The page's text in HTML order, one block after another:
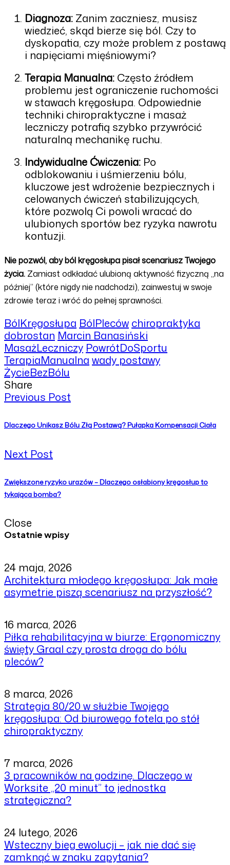
Diagnoza: Zanim zaczniesz, musisz
wiedzieć, skąd bierze się ból. Czy to
dyskopatia, czy może problem z postawą
i napięciami mięśniowymi?
Terapia Manualna: Często źródłem
problemu jest ograniczenie ruchomości
w stawach kręgosłupa. Odpowiednie
techniki chiropraktyczne i masaż
leczniczy potrafią szybko przywrócić
naturalną mechanikę ruchu.
Indywidualne Ćwiczenia: Po
odblokowaniu i uśmierzeniu bólu,
kluczowe jest wdrożenie bezpiecznych i
celowanych ćwiczeń stabilizujących,
które pozwolą Ci powoli wracać do
ulubionych sportów bez ryzyka nawrotu
kontuzji.
Nie pozwól, aby ból kręgosłupa pisał scenariusz Twojego
życia. Zamiast odkładać ulubioną aktywność fizyczną „na
później” (które nigdy nie nadchodzi), zainwestuj w swoje
zdrowie teraz i wróć do pełnej sprawności.
BólKręgosłupa BólPleców chiropraktyka
dobrostan Marcin Banasiński
MasażLeczniczy PowrótDoSportu
TerapiaManualna wady postawy
ŻycieBezBólu
Share
Previous Post
Dlaczego Unikasz Bólu Złą Postawą? Pułapka Kompensacji Ciała
Next Post
Zwiększone ryzyko urazów – Dlaczego osłabiony kręgosłup to
tykająca bomba?
Close
Ostatnie wpisy
24 maja, 2026
Architektura młodego kręgosłupa: Jak małe
asymetrie piszą scenariusz na przyszłość?
16 marca, 2026
Piłka rehabilitacyjna w biurze: Ergonomiczny
święty Graal czy prosta droga do bólu
pleców?
8 marca, 2026
Strategia 80/20 w służbie Twojego
kręgosłupa: Od biurowego fotela po stół
chiropraktyczny
7 marca, 2026
3 pracowników na godzinę. Dlaczego w
Worksite „20 minut” to jednostka
strategiczna?
24 lutego, 2026
Wsteczny bieg ewolucji – jak nie dać się
zamknąć w znaku zapytania?